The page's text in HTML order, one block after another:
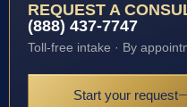
REQUEST A
(888) 437-7747
Toll-free intake · By
Start your request